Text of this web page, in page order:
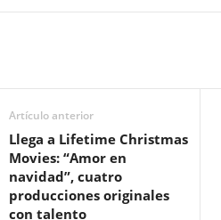
Artículo anterior
Llega a Lifetime Christmas
Movies: “Amor en
navidad”, cuatro
producciones originales
con talento